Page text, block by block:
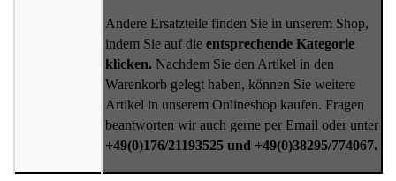
Andere Ersatzteile finden Sie in unserem Shop,
indem Sie auf die entsprechende Kategorie
klicken. Nachdem Sie den Artikel in den
Warenkorb gelegt haben, können Sie weitere
Artikel in unserem Onlineshop kaufen. Fragen
beantworten wir auch gerne per Email oder unter
+49(0)176/21193525 und +49(0)38295/774067.